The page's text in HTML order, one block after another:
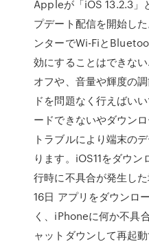
Appleが「iOS 13.2.3」
プデート配信を開始し
ンターでWi-Fiと
効にすることはできな
オフや、音量や輝度の
ドを問題なく行えばい
ードできないやダウン
トラブルにより端末の
ります。iOS11をダウ
行時に不具合が発生し
16日 アプリをダウンロ
く、iPhoneに何か不具
ャットダウンして再起